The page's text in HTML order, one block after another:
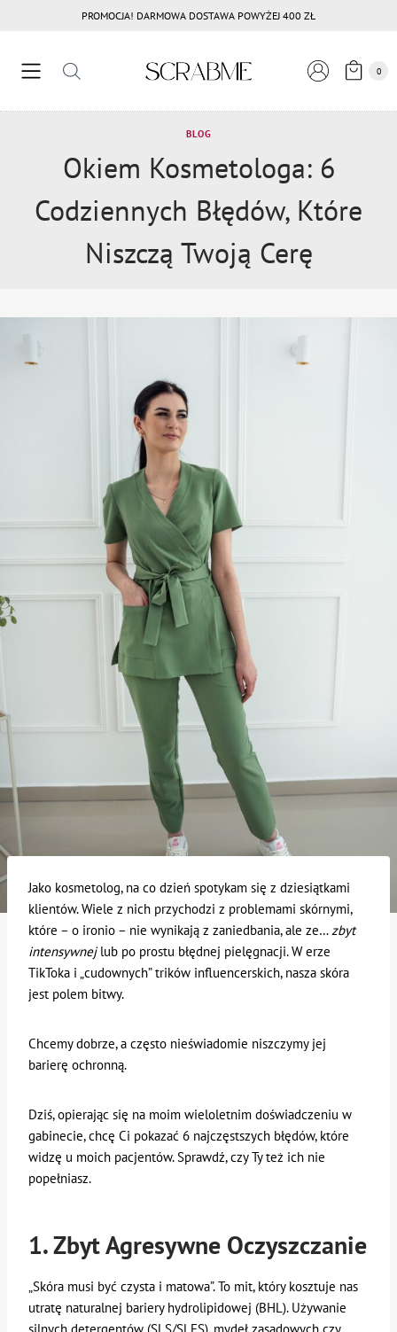
PROMOCJA! DARMOWA DOSTAWA POWYŻEJ 400 ZŁ
0
BLOG
Okiem Kosmetologa: 6
Codziennych Błędów, Które
Niszczą Twoją Cerę
Jako kosmetolog, na co dzień spotykam się z dziesiątkami
klientów. Wiele z nich przychodzi z problemami skórnymi,
które – o ironio – nie wynikają z zaniedbania, ale ze…zbyt
intensywnejlub po prostu błędnej pielęgnacji. W erze
TikToka i „cudownych” trików influencerskich, nasza skóra
jest polem bitwy.
Chcemy dobrze, a często nieświadomie niszczymy jej
barierę ochronną.
Dziś, opierając się na moim wieloletnim doświadczeniu w
gabinecie, chcę Ci pokazać 6 najczęstszych błędów, które
widzę u moich pacjentów. Sprawdź, czy Ty też ich nie
popełniasz.
1. Zbyt Agresywne Oczyszczanie
„Skóra musi być czysta i matowa”. To mit, który kosztuje nas
utratę naturalnej bariery hydrolipidowej (BHL). Używanie